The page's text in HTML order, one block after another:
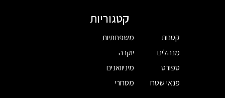
קטגוריות
קטנות
מנהלים
ספורט
פנאי שטח
משפחתיות
יוקרה
מיניוואנים
מסחרי